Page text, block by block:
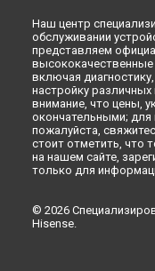
Наш центр
обслуживании
представляем
высококачественные
включая
настройку
внимание, что цены,
окончательными; для
пожалуйста,
стоит отметить, что
на нашем сайте,
только для
© 2026
Hisense.